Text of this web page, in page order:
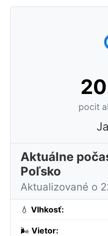
pocit
Aktuálne
Poľsko
Aktualizované o
💧 Vlhkosť:
🌬️ Vietor: